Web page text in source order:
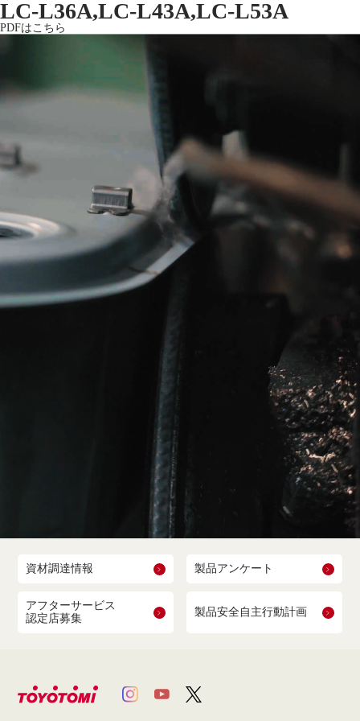
LC-L36A,LC-L43A,LC-L53A
PDFはこちら
資材調達情報 製品アンケート
アフターサービス
認定店募集
製品安全自主行動計画